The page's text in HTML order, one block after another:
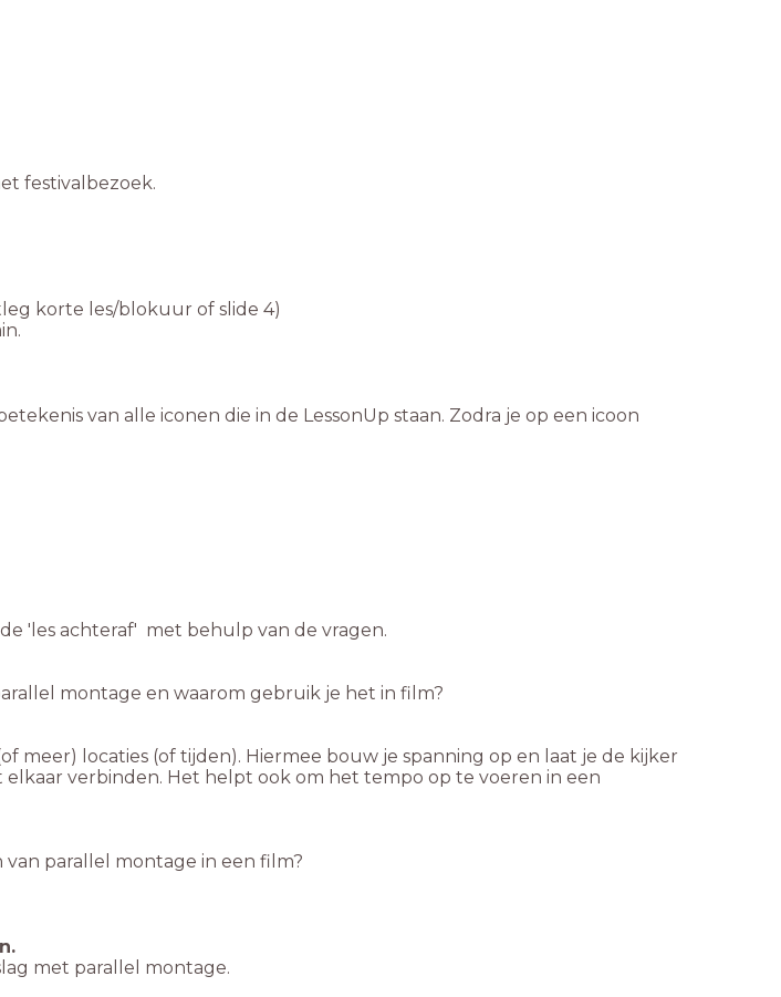
festivalbezoek.
korte les/blokuur of slide 4)
van alle iconen die in de LessonUp staan. Zodra je op een icoon
'les achteraf' met behulp van de vragen.
montage en waarom gebruik je het in film?
meer) locaties (of tijden). Hiermee bouw je spanning op en laat je de kijker
verbinden. Het helpt ook om het tempo op te voeren in een
parallel montage in een film?
met parallel montage.